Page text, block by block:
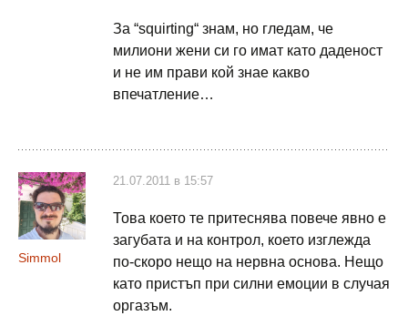
За “squirting“ знам, но гледам, че
милиони жени си го имат като даденост
и не им прави кой знае какво
впечатление…
Simmol
21.07.2011 в 15:57
Това което те притеснява повече явно е
загубата и на контрол, което изглежда
по-скоро нещо на нервна основа. Нещо
като пристъп при силни емоции в случая
оргазъм.